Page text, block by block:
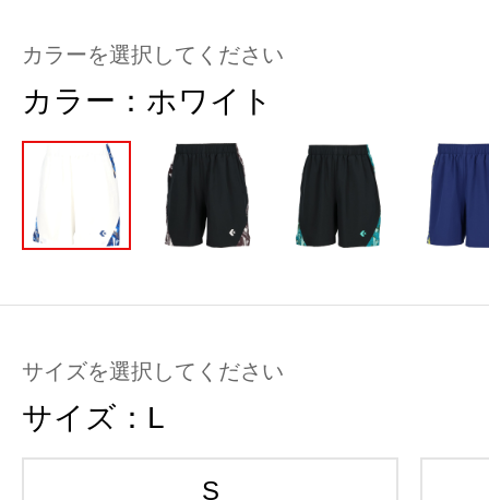
カラーを選択してください
カラー： ホワイト
サイズを選択してください
サイズ： L
S